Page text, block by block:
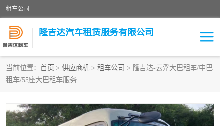
租车公司
隆吉达汽车租赁服务有限公司
当前位置： 首页 > 供应商机 > 租车公司 > 隆吉达-云浮大巴租车/中巴
租车/55座大巴租车服务
租车公司
大巴车